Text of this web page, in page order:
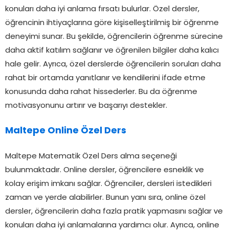
konuları daha iyi anlama fırsatı bulurlar. Özel dersler,
öğrencinin ihtiyaçlarına göre kişiselleştirilmiş bir öğrenme
deneyimi sunar. Bu şekilde, öğrencilerin öğrenme sürecine
daha aktif katılım sağlanır ve öğrenilen bilgiler daha kalıcı
hale gelir. Ayrıca, özel derslerde öğrencilerin soruları daha
rahat bir ortamda yanıtlanır ve kendilerini ifade etme
konusunda daha rahat hissederler. Bu da öğrenme
motivasyonunu artırır ve başarıyı destekler.
Maltepe Online Özel Ders
Maltepe Matematik Özel Ders alma seçeneği
bulunmaktadır. Online dersler, öğrencilere esneklik ve
kolay erişim imkanı sağlar. Öğrenciler, dersleri istedikleri
zaman ve yerde alabilirler. Bunun yanı sıra, online özel
dersler, öğrencilerin daha fazla pratik yapmasını sağlar ve
konuları daha iyi anlamalarına yardımcı olur. Ayrıca, online